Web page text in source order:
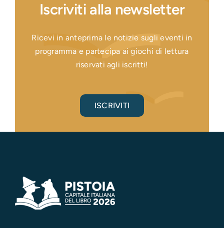
Iscriviti alla newsletter
Ricevi in anteprima le notizie sugli eventi in
programma e partecipa ai giochi di lettura
riservati agli iscritti!
ISCRIVITI